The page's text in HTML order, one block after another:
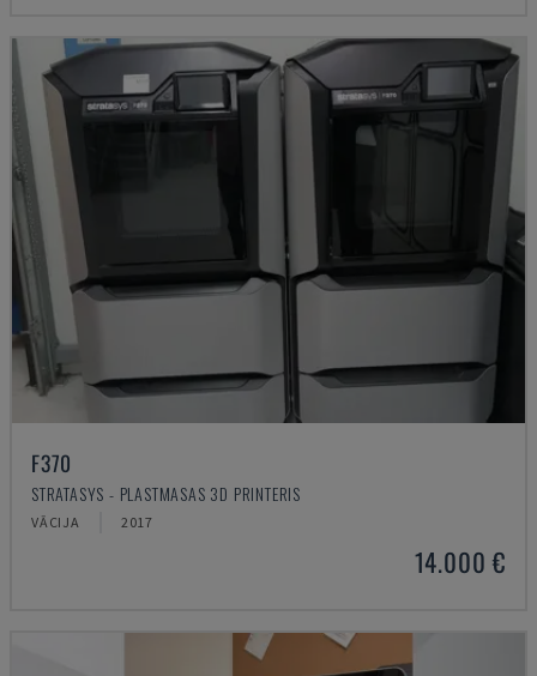
F370
STRATASYS - PLASTMASAS 3D PRINTERIS
VĀCIJA 2017
14.000 €